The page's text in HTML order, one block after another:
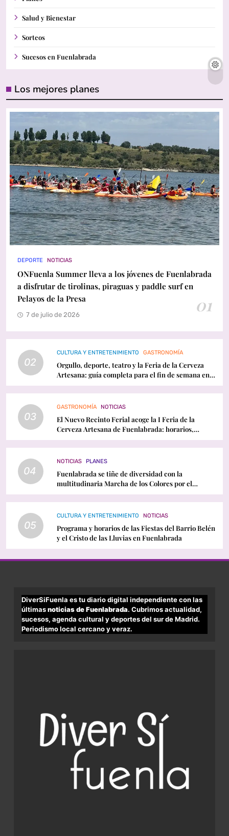
Salud y Bienestar
Sorteos
Sucesos en Fuenlabrada
Los mejores planes
DEPORTE NOTICIAS
ONFuenla Summer lleva a los jóvenes de Fuenlabrada
a disfrutar de tirolinas, piraguas y paddle surf en
Pelayos de la Presa
01
7 de julio de 2026
02
CULTURA Y ENTRETENIMIENTO GASTRONOMÍA
Orgullo, deporte, teatro y la Feria de la Cerveza
Artesana: guía completa para el fin de semana en
Fuenlabrada
03
GASTRONOMÍA NOTICIAS
El Nuevo Recinto Ferial acoge la I Feria de la
Cerveza Artesana de Fuenlabrada: horarios,
conciertos y programación
04
NOTICIAS PLANES
Fuenlabrada se tiñe de diversidad con la
multitudinaria Marcha de los Colores por el
Orgullo LGTBI
05
CULTURA Y ENTRETENIMIENTO NOTICIAS
Programa y horarios de las Fiestas del Barrio Belén
y el Cristo de las Lluvias en Fuenlabrada
DiverSiFuenla es tu diario digital independiente con las
últimasnoticias de Fuenlabrada. Cubrimos actualidad,
sucesos, agenda cultural y deportes del sur de Madrid.
Periodismo local cercano y veraz.